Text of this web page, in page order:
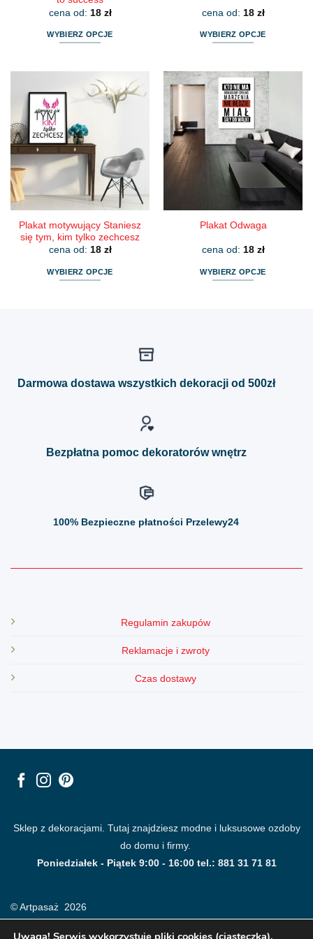
cena od: 18 zł
WYBIERZ OPCJE
wiele
wariantów.
Opcje
można
wybrać
na
stronie
produktu
cena od: 18 zł
WYBIERZ OPCJE
ma
wiele
wariantów.
Opcje
można
wybrać
na
stronie
Plakat motywujący Staniesz
się tym, kim tylko zechcesz
cena od: 18 zł
WYBIERZ OPCJE
Plakat Odwaga
cena od: 18 zł
WYBIERZ OPCJE
Darmowa dostawa wszystkich dekoracji od 500zł
Bezpłatna pomoc dekoratorów wnętrz
100% Bezpieczne płatności Przelewy24
Regulamin zakupów
Reklamacje i zwroty
Czas dostawy
Sklep z dekoracjami. Tutaj znajdziesz modne i luksusowe ozdoby
do domu i firmy.
Poniedziałek - Piątek 9:00 - 16:00 tel.: 881 31 71 81
© Artpasaż 2026
Uwaga! Serwis wykorzystuje pliki cookies (ciasteczka).